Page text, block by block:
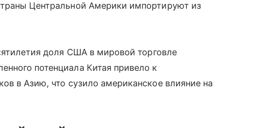
Центральной Америки импортируют из
доля США в мировой торговле
потенциала Китая привело к
в Азию, что сузило американское влияние на